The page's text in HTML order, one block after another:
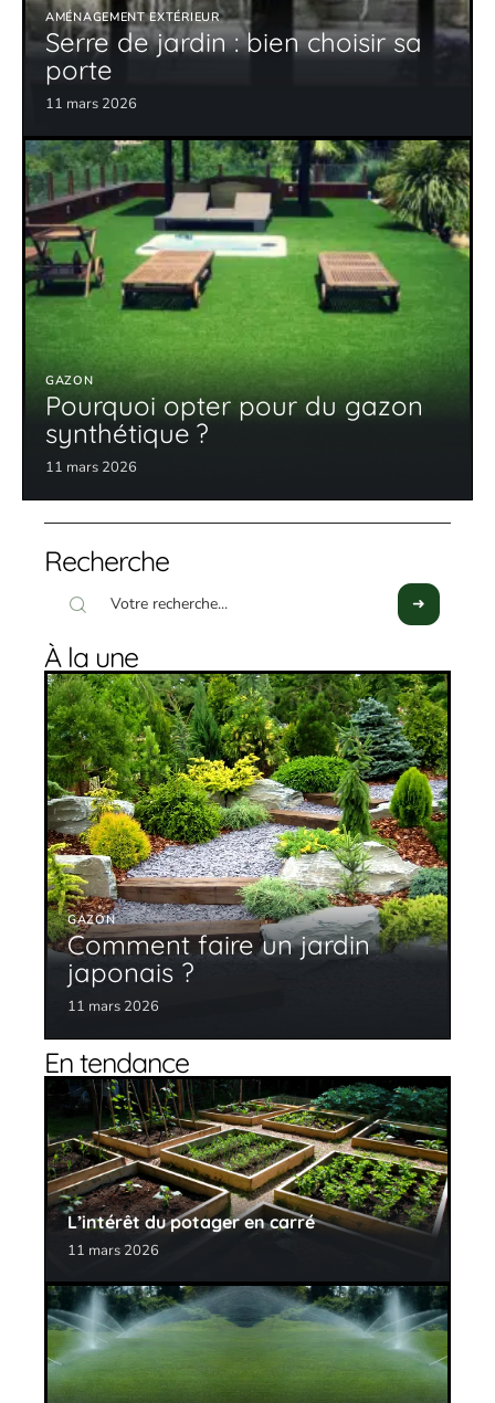
AMÉNAGEMENT EXTÉRIEUR
Serre de jardin : bien choisir sa
porte
11 mars 2026
GAZON
Pourquoi opter pour du gazon
synthétique ?
11 mars 2026
Recherche
À la une
GAZON
Comment faire un jardin
japonais ?
11 mars 2026
En tendance
L’intérêt du potager en carré
11 mars 2026